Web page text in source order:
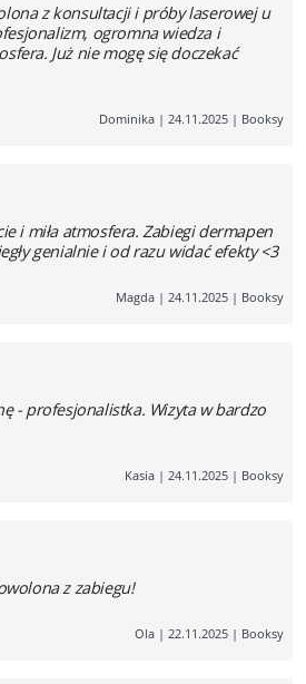
z konsultacji i próby laserowej u
ogromna wiedza i
Już nie mogę się doczekać
Dominika | 24.11.2025 | Booksy
i miła atmosfera. Zabiegi dermapen
genialnie i od razu widać efekty <3
Magda | 24.11.2025 | Booksy
- profesjonalistka. Wizyta w bardzo
Kasia | 24.11.2025 | Booksy
z zabiegu!
Ola | 22.11.2025 | Booksy